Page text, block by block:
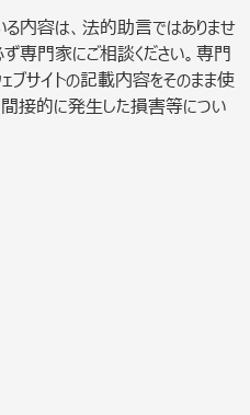
る内容は、法的助言ではありませ
専門家にご相談ください。専門
ブサイトの記載内容をそのまま使
間接的に発生した損害等につい